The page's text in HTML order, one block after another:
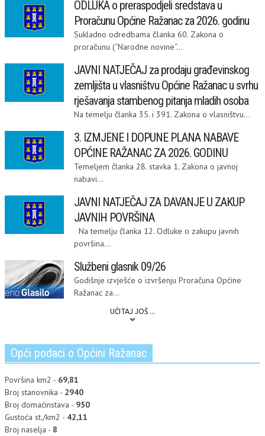
ODLUKA o preraspodjeli sredstava u
Proračunu Općine Ražanac za 2026. godinu
Sukladno odredbama članka 60. Zakona o
proračunu (“Narodne novine“...
JAVNI NATJEČAJ za prodaju građevinskog
zemljišta u vlasništvu Općine Ražanac u svrhu
rješavanja stambenog pitanja mladih osoba
Na temelju članka 35. i 391. Zakona o vlasništvu...
3. IZMJENE I DOPUNE PLANA NABAVE
OPĆINE RAŽANAC ZA 2026. GODINU
Temeljem članka 28. stavka 1. Zakona o javnoj
nabavi...
JAVNI NATJEČAJ ZA DAVANJE U ZAKUP
JAVNIH POVRŠINA
Na temelju članka 12. Odluke o zakupu javnih
površina...
Službeni glasnik 09/26
Godišnje izvješće o izvršenju Proračuna Općine
Ražanac za...
UČITAJ JOŠ ...
Opći podaci o Općini Ražanac
Površina km2 - 69,81
Broj stanovnika - 2940
Broj domaćinstava - 950
Gustoća st./km2 - 42,11
Broj naselja - 8